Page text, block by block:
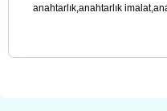
anahtarlık,anahtarlık